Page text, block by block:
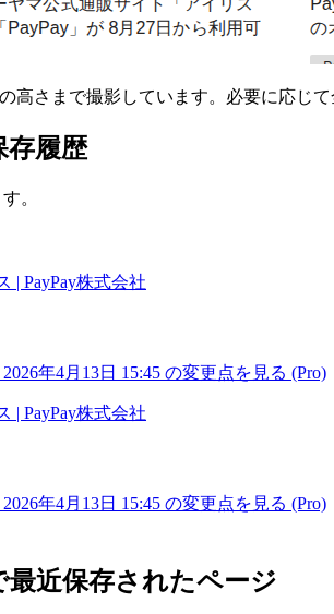
高さまで撮影しています。必要に応じて
存履歴
。
| PayPay株式会社
年4月13日 15:45 の変更点を見る (Pro)
| PayPay株式会社
年4月13日 15:45 の変更点を見る (Pro)
最近保存されたページ